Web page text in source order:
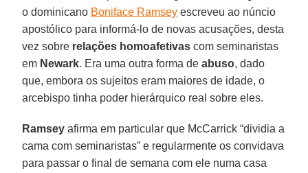
o dominicano Boniface Ramsey escreveu ao núncio
apostólico para informá-lo de novas acusações, desta
vez sobre relações homoafetivas com seminaristas
em Newark. Era uma outra forma deabuso, dado
que, embora os sujeitos eram maiores de idade, o
arcebispo tinha poder hierárquico real sobre eles.
Ramsey afirma em particular que McCarrick “dividia a
cama com seminaristas” e regularmente os convidava
para passar o final de semana com ele numa casa